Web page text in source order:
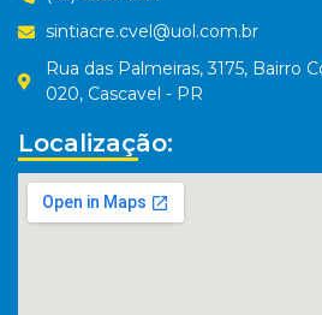
sintiacre.cvel@uol.com.br
Rua das Palmeiras, 3175, Bairro
020, Cascavel - PR
Localização: